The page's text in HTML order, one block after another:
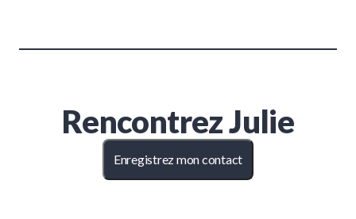
RencontrezJulie
Enregistrez mon contact